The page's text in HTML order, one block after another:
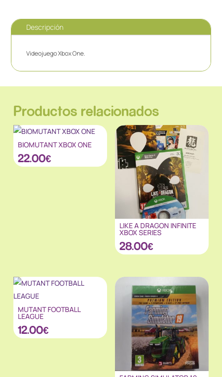
Descripción
Videojuego Xbox One.
Productos relacionados
BIOMUTANT XBOX ONE
22.00€
LIKE A DRAGON INFINITE
XBOX SERIES
28.00€
MUTANT FOOTBALL
LEAGUE
12.00€